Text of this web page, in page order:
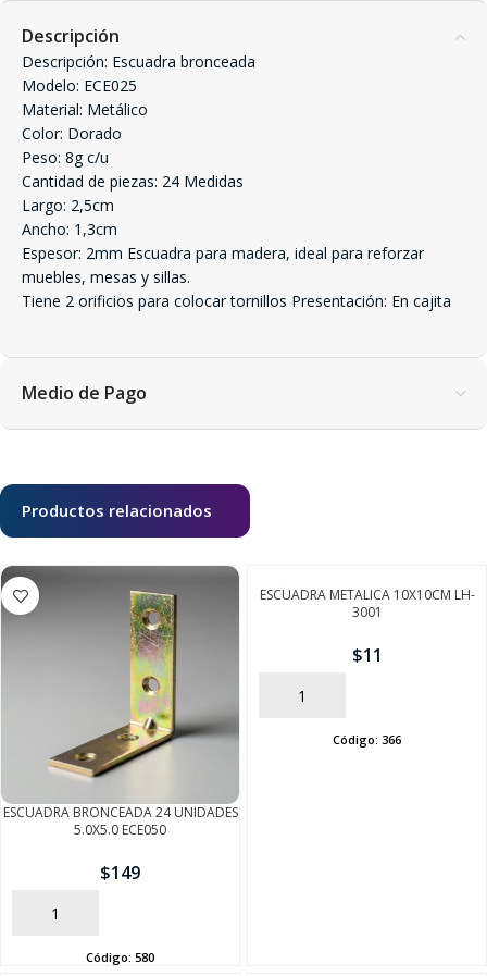
Descripción
Descripción: Escuadra bronceada
Modelo: ECE025
Material: Metálico
Color: Dorado
Peso: 8g c/u
Cantidad de piezas: 24 Medidas
Largo: 2,5cm
Ancho: 1,3cm
Espesor: 2mm Escuadra para madera, ideal para reforzar
muebles, mesas y sillas.
Tiene 2 orificios para colocar tornillos Presentación: En cajita
Medio de Pago
Productos relacionados
ESCUADRA BRONCEADA 24 UNIDADES
5.0X5.0 ECE050
$149
AÑADIR
Código: 580
ESCUADRA METALICA 10X10CM LH-
3001
$11
AÑADIR
Código: 366